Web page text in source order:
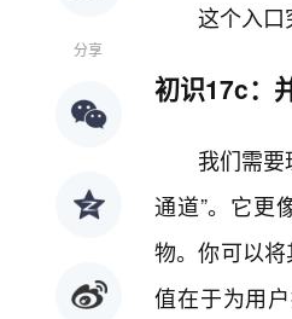
分享
这个入口
初识17c：
我们需要
通道”。它更
物。你可以
值在于为用